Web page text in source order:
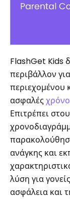
FlashGet Kids
περιβάλλον
περιεχομένου
ασφαλές
Επιτρέπει
ανάγκης και
λύση για
ασφάλεια και